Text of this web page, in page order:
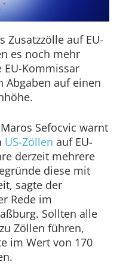
Zusatzzölle auf EU-
es noch mehr
Kommissar
Abgaben auf einen
Sefocvic warnt
US-Zöllen auf EU-
derzeit mehrere
diese mit
sagte der
Rede im
Sollten alle
Zöllen führen,
im Wert von 170